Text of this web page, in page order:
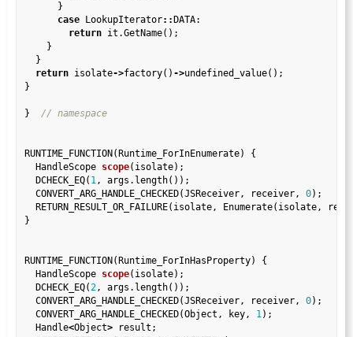
      }
case LookupIterator:: DATA:
return it.GetName();
    }
  }
return isolate->factory() ->undefined_value();
}
}
RUNTIME_FUNCTION(Runtime_ForInEnumerate) {
  HandleScope
scope(isolate);
  DCHECK_EQ(
1, args.length());
  CONVERT_ARG_HANDLE_CHECKED(JSReceiver, receiver,
0);
RETURN_RESULT_OR_FAILURE(isolate, Enumerate(isolate,
}
RUNTIME_FUNCTION(Runtime_ForInHasProperty) {
  HandleScope
scope(isolate);
  DCHECK_EQ(
2, args.length());
  CONVERT_ARG_HANDLE_CHECKED(JSReceiver, receiver,
0);
  CONVERT_ARG_HANDLE_CHECKED(Object, key,
1);
  Handle
<Object> result;